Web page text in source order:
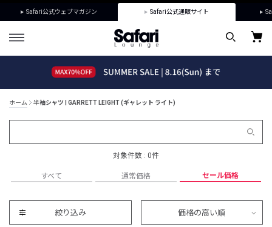
Safari公式ウェブマガジン Safari公式通販サイト
ホーム 半袖シャツ | GARRETT LEIGHT (ギャレット ライト)
対象件数 : 0件
すべて 通常価格 セール価格
絞り込み 価格の高い順